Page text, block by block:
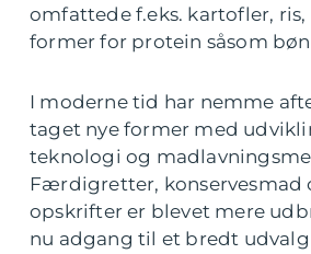
omfattede f.eks. kartofler,
former for protein såsom
I moderne tid har nemme
taget nye former med
teknologi og
Færdigretter, konservesmad
opskrifter er blevet mere
nu adgang til et bredt